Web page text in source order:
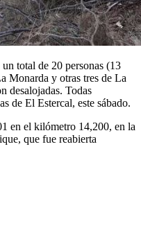
total de 20 personas (13
Monarda y otras tres de La
desalojadas. Todas
de El Estercal, este sábado.
en el kilómetro 14,200, en la
que fue reabierta